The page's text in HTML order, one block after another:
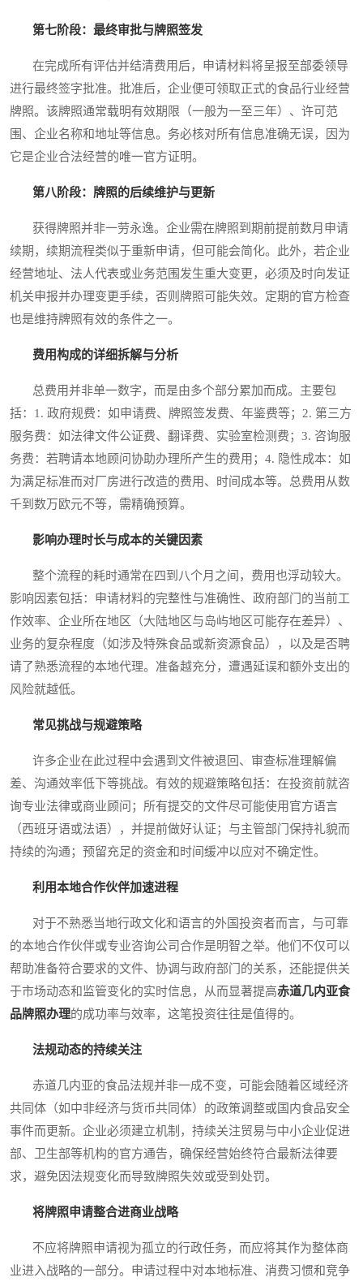
第七阶段：最终审批与牌照签发
在完成所有评估并结清费用后，申请材料将呈报至部委领导
进行最终签字批准。批准后，企业便可领取正式的食品行业经营
牌照。该牌照通常载明有效期限（一般为一至三年）、许可范
围、企业名称和地址等信息。务必核对所有信息准确无误，因为
它是企业合法经营的唯一官方证明。
第八阶段：牌照的后续维护与更新
获得牌照并非一劳永逸。企业需在牌照到期前提前数月申请
续期，续期流程类似于重新申请，但可能会简化。此外，若企业
经营地址、法人代表或业务范围发生重大变更，必须及时向发证
机关申报并办理变更手续，否则牌照可能失效。定期的官方检查
也是维持牌照有效的条件之一。
费用构成的详细拆解与分析
总费用并非单一数字，而是由多个部分累加而成。主要包
括：1. 政府规费：如申请费、牌照签发费、年鉴费等；2. 第三方
服务费：如法律文件公证费、翻译费、实验室检测费；3. 咨询服
务费：若聘请本地顾问协助办理所产生的费用；4. 隐性成本：如
为满足标准而对厂房进行改造的费用、时间成本等。总费用从数
千到数万欧元不等，需精确预算。
影响办理时长与成本的关键因素
整个流程的耗时通常在四到八个月之间，费用也浮动较大。
影响因素包括：申请材料的完整性与准确性、政府部门的当前工
作效率、企业所在地区（大陆地区与岛屿地区可能存在差异）、
业务的复杂程度（如涉及特殊食品或新资源食品），以及是否聘
请了熟悉流程的本地代理。准备越充分，遭遇延误和额外支出的
风险就越低。
常见挑战与规避策略
许多企业在此过程中会遇到文件被退回、审查标准理解偏
差、沟通效率低下等挑战。有效的规避策略包括：在投资前就咨
询专业法律或商业顾问；所有提交的文件尽可能使用官方语言
（西班牙语或法语），并提前做好认证；与主管部门保持礼貌而
持续的沟通；预留充足的资金和时间缓冲以应对不确定性。
利用本地合作伙伴加速进程
对于不熟悉当地行政文化和语言的外国投资者而言，与可靠
的本地合作伙伴或专业咨询公司合作是明智之举。他们不仅可以
帮助准备符合要求的文件、协调与政府部门的关系，还能提供关
于市场动态和监管变化的实时信息，从而显著提高赤道几内亚食
品牌照办理的成功率与效率，这笔投资往往是值得的。
法规动态的持续关注
赤道几内亚的食品法规并非一成不变，可能会随着区域经济
共同体（如中非经济与货币共同体）的政策调整或国内食品安全
事件而更新。企业必须建立机制，持续关注贸易与中小企业促进
部、卫生部等机构的官方通告，确保经营始终符合最新法律要
求，避免因法规变化而导致牌照失效或受到处罚。
将牌照申请整合进商业战略
不应将牌照申请视为孤立的行政任务，而应将其作为整体商
业进入战略的一部分。申请过程中对本地标准、消费习惯和竞争